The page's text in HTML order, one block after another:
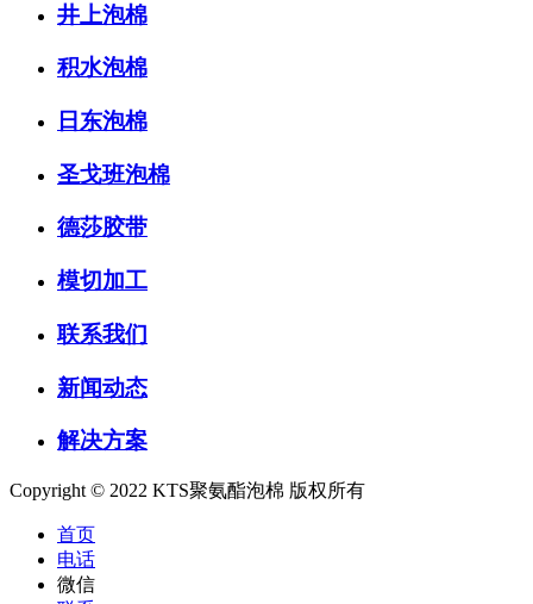
井上泡棉
积水泡棉
日东泡棉
圣戈班泡棉
德莎胶带
模切加工
联系我们
新闻动态
解决方案
Copyright © 2022 KTS聚氨酯泡棉 版权所有
首页
电话
微信